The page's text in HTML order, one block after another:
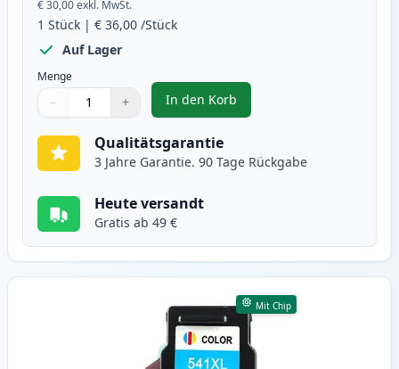
€ 30,00exkl. MwSt.
1 Stück | € 36,00 /Stück
Auf Lager
Menge
Verwenden Sie die Tasten, um anzupassen
− +
1
In den Korb
, Canon PG-540XL schwarz XL
Qualitätsgarantie
3 Jahre Garantie. 90 Tage Rückgabe
Heute versandt
Gratis ab 49 €
Mit Chip